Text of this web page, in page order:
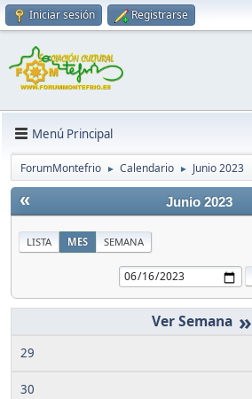
Iniciar sesión Registrarse
Menú Principal
ForumMontefrio ► Calendario ► Junio 2023
« Junio 2023
LISTA MES SEMANA
»
29
30